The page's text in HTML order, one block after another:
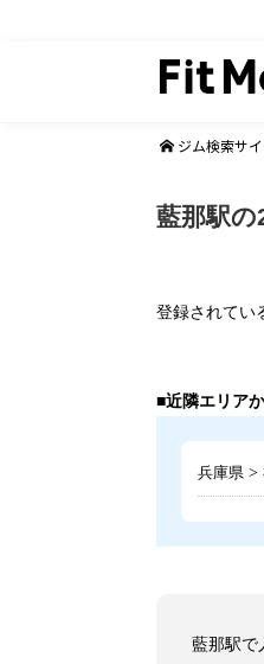
ジム検索サ
藍那駅
登録されてい
■近隣エリア
兵庫県 >
藍那駅で